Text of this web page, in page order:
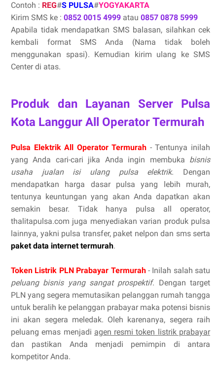
Contoh : REG#S PULSA#YOGYAKARTA
Kirim SMS ke : 0852 0015 4999 atau 0857 0878 5999
Apabila tidak mendapatkan SMS balasan, silahkan cek
kembali format SMS Anda (Nama tidak boleh
menggunakan spasi). Kemudian kirim ulang ke SMS
Center di atas.
Produk dan Layanan Server Pulsa
Kota Langgur All Operator Termurah
Pulsa Elektrik All Operator Termurah - Tentunya inilah
yang Anda cari-cari jika Anda ingin membuka bisnis
usaha jualan isi ulang pulsa elektrik. Dengan
mendapatkan harga dasar pulsa yang lebih murah,
tentunya keuntungan yang akan Anda dapatkan akan
semakin besar. Tidak hanya pulsa all operator,
thalitapulsa.com juga menyediakan varian produk pulsa
lainnya, yakni pulsa transfer, paket nelpon dan sms serta
paket data internet termurah.
Token Listrik PLN Prabayar Termurah- Inilah salah satu
peluang bisnis yang sangat prospektif. Dengan target
PLN yang segera memutasikan pelanggan rumah tangga
untuk beralih ke pelanggan prabayar maka potensi bisnis
ini akan segera meledak. Oleh karenanya, segera raih
peluang emas menjadi agen resmi token listrik prabayar
dan pastikan Anda menjadi pemimpin di antara
kompetitor Anda.